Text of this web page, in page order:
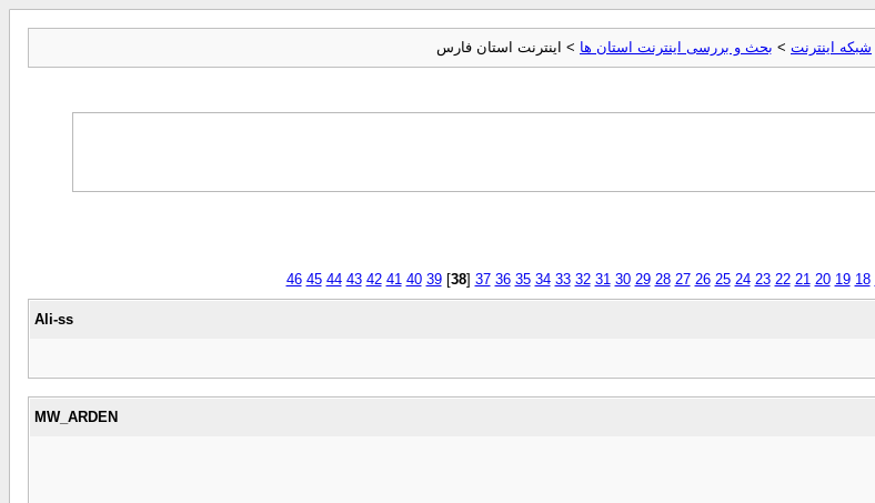
شبکه اینترنت > بحث و بررسی اينترنت استان ها > اینترنت استان فارس
18
19
20
21
22
23
24
25
26
27
28
29
30
31
32
33
34
35
36
37
[
38
]
39
40
41
42
43
44
45
46
Ali-ss
MW_ARDEN